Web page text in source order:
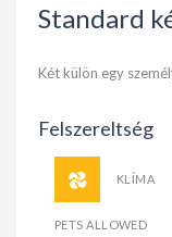
Standard
Két külön egy
Felszereltség
KLÍMA
PETS ALLOWED